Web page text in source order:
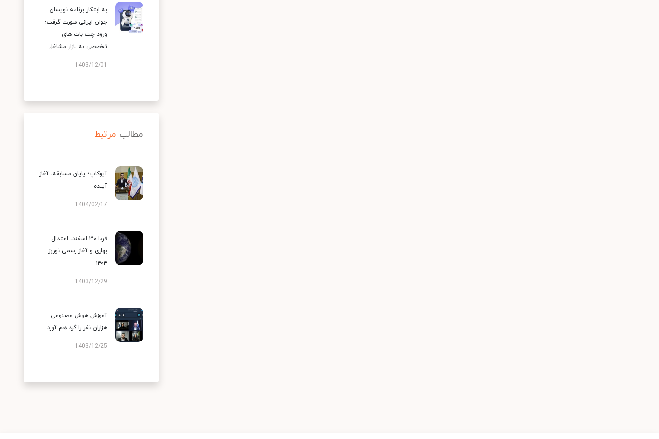
به ابتکار برنامه نویسان
جوان ایرانی صورت گرفت؛
ورود چت بات های
تخصصی به بازار مشاغل
1403/12/01
مطالب مرتبط
آیوکاپ؛ پایان مسابقه، آغاز
آینده
1404/02/17
فردا ۳۰ اسفند، اعتدال
بهاری و آغاز رسمی نوروز
۱۴۰۴
1403/12/29
آموزش هوش مصنوعی
هزاران نفر را گرد هم آورد
1403/12/25